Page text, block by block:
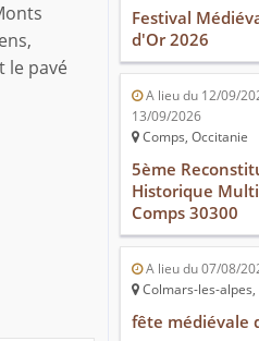
le pavé
Festival
d'Or 2026
A lieu du 12/09/
13/09/2026
Comps, Occitanie
5ème
Historique
Comps 30300
A lieu du 07/08/
Colmars-les-
fête médiévale